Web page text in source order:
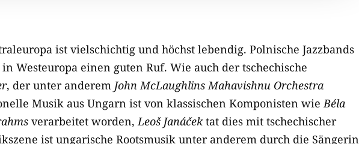
ist vielschichtig und höchst lebendig. Polnische Jazzbands
Westeuropa einen guten Ruf. Wie auch der tschechische
, der unter anderem John McLaughlins Mahavishnu Orchestra
Musik aus Ungarn ist von klassischen Komponisten wieBéla
verarbeitet worden,Leoš Janáčektat dies mit tschechischer
ist ungarische Rootsmusik unter anderem durch die Sängerin